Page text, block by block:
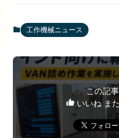
工作機械ニュース
この記
いいね ま